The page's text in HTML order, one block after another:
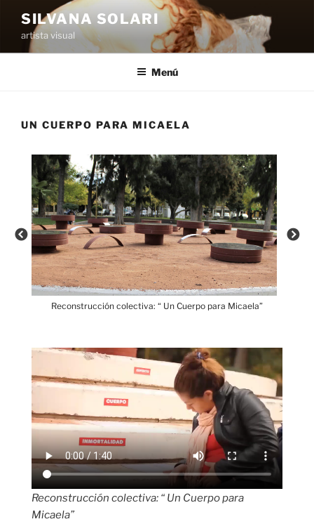
contenido
SILVANA SOLARI
artista visual
Menú
UN CUERPO PARA MICAELA
Reconstrucción colectiva: “ Un Cuerpo para Micaela”
Reconstrucción colectiva: “ Un Cuerpo para
Micaela”